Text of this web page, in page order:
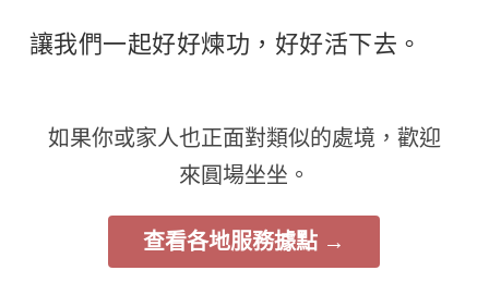
讓我們一起好好煉功，好好活下去。
如果你或家人也正面對類似的處境，歡迎
來圓場坐坐。
查看各地服務據點 →